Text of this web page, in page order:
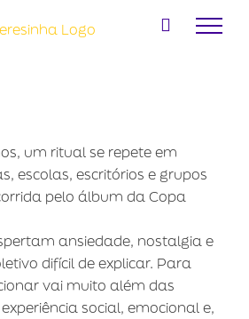
um ritual se repete em
escolas, escritórios e grupos
pelo álbum da Copa
ansiedade, nostalgia e
difícil de explicar. Para
vai muito além das
social, emocional e,